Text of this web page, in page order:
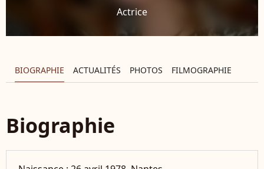
Actrice
BIOGRAPHIE ACTUALITÉS PHOTOS FILMOGRAPHIE
Biographie